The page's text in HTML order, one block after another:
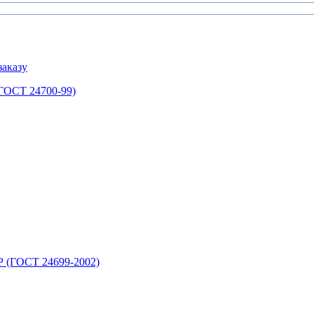
24700-99)
(ГОСТ 24699-2002)